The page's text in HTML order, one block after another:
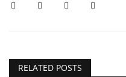
RELATED POSTS